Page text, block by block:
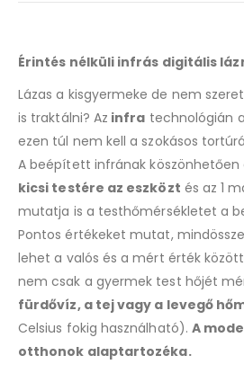
Érintés nélküli infrás digitális
Lázas a kisgyermeke de nem
is traktálni? Az infra technológián
ezen túl nem kell a szokásos
A beépített infrának köszönhetően
kicsi testére az eszközt és az 1
mutatja is a testhőmérsékletet a
Pontos értékeket mutat,
lehet a valós és a mért érték
nem csak a gyermek test hőjét
fürdővíz, a tej vagy a levegő
Celsius fokig használható). A
otthonok alaptartozéka.